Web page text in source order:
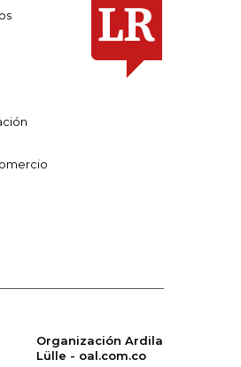
Organización Ardila
Lülle - oal.com.co